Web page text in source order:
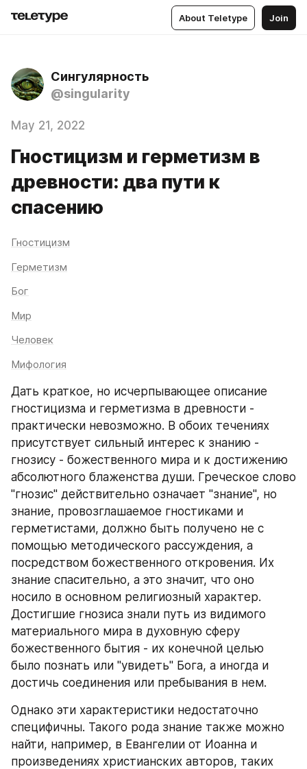
About Teletype Join
Сингулярность
@singularity
May 21, 2022
Гностицизм и герметизм в
древности: два пути к
спасению
Гностицизм
Герметизм
Бог
Мир
Человек
Мифология
Дать краткое, но исчерпывающее описание
гностицизма и герметизма в древности -
практически невозможно. В обоих течениях
присутствует сильный интерес к знанию -
гнозису - божественного мира и к достижению
абсолютного блаженства души. Греческое слово
"гнозис" действительно означает "знание", но
знание, провозглашаемое гностиками и
герметистами, должно быть получено не с
помощью методического рассуждения, а
посредством божественного откровения. Их
знание спасительно, а это значит, что оно
носило в основном религиозный характер.
Достигшие гнозиса знали путь из видимого
материального мира в духовную сферу
божественного бытия - их конечной целью
было познать или "увидеть" Бога, а иногда и
достичь соединения или пребывания в нем.
Однако эти характеристики недостаточно
специфичны. Такого рода знание также можно
найти, например, в Евангелии от Иоанна и
произведениях христианских авторов, таких